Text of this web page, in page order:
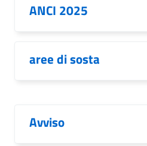
ANCI 2025
aree di sosta
Avviso